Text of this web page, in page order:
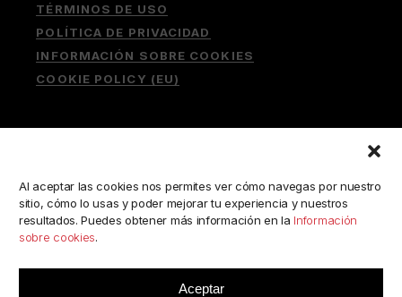
Al aceptar las cookies nos permites ver cómo navegas por nuestro
sitio, cómo lo usas y poder mejorar tu experiencia y nuestros
resultados. Puedes obtener más información en la Información
sobre cookies.
Aceptar
TÉRMINOS DE USO
POLÍTICA DE PRIVACIDAD
INFORMACIÓN SOBRE COOKIES
COOKIE POLICY (EU)
Buscar: